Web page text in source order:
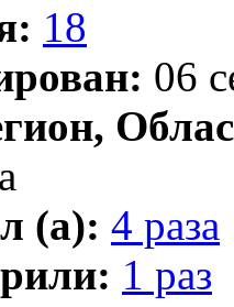
18
06
(а): 4 раза
1 раз